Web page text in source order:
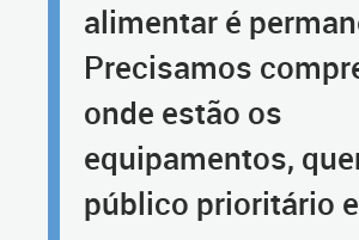
alimentar é
Precisamos
onde estão os
equipamentos,
público prioritário